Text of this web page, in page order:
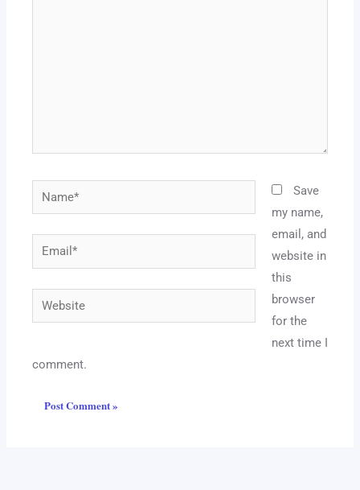
Name*
Email*
Website
Save
my name,
email, and
website in
this
browser
for the
next time I
comment.